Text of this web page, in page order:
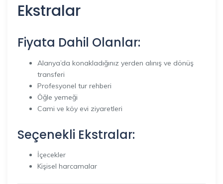
Ekstralar
Fiyata Dahil Olanlar:
Alanya’da konakladığınız yerden alınış ve dönüş
transferi
Profesyonel tur rehberi
Öğle yemeği
Cami ve köy evi ziyaretleri
Seçenekli Ekstralar:
İçecekler
Kişisel harcamalar